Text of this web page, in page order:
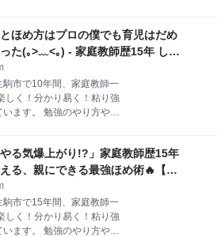
今月は少し取り戻しまし
たし。 日記のような雑記
ことはありますが、
に道明寺天満宮へお宮参
一ヶ月過ぎました。昨日道
ました。本当は先週の予
ました。 今日は道明寺天
した😁 雲量3くらいの晴
も避けられました！ 娘と
グ1位 (@shu_sense) 2020
ほめ方はプロの僕でも育児はだめ
た(｡>﹏<｡) - 家庭教師歴15年 しゅ
人契約
市で10年間、家庭教師一
しく！分かり易く！粘り強
ます。 勉強のやり方や、
きました！すると・・・ #
産祝い を頂きました！#
かい皆さんに本当に感謝
家庭教師しゅ～
1位 (@shu_sense) 2020年
ざいます！改めて御礼申
やる気爆上がり!?」家庭教師歴15年
る、親にできる最強ほめ術🔥【保
しゅ～先生｜奈良・生駒の個人契
市で15年間、家庭教師一
しく！分かり易く！粘り強
ます。 勉強のやり方や、